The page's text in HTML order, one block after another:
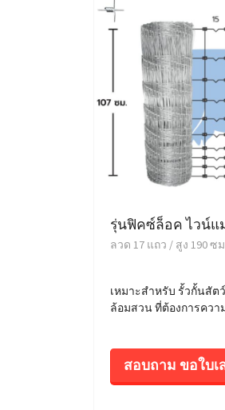
รุ่นฟิคซ์ล็อค ไวน์แ
ลวด 17 แถว / สูง 190 ซ
เหมาะสำหรับ รั้วกั้นสัต
ล้อมสวน ที่ต้องการควา
สอบถาม ขอใบเ